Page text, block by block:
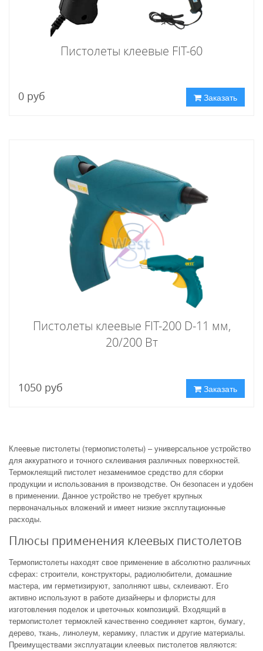
Пистолеты клеевые FIT-60
0 руб Заказать
Пистолеты клеевые FIT-200 D-11 мм,
20/200 Вт
1050 руб Заказать
Клеевые пистолеты (термопистолеты) – универсальное устройство
для аккуратного и точного склеивания различных поверхностей.
Термоклеящий пистолет незаменимое средство для сборки
продукции и использования в производстве. Он безопасен и удобен
в применении. Данное устройство не требует крупных
первоначальных вложений и имеет низкие эксплутационные
расходы.
Плюсы применения клеевых пистолетов
Термопистолеты находят свое применение в абсолютно различных
сферах: строители, конструкторы, радиолюбители, домашние
мастера, им герметизируют, заполняют швы, склеивают. Его
активно используют в работе дизайнеры и флористы для
изготовления поделок и цветочных композиций. Входящий в
термопистолет термоклей качественно соединяет картон, бумагу,
дерево, ткань, линолеум, керамику, пластик и другие материалы.
Преимуществами эксплуатации клеевых пистолетов являются: